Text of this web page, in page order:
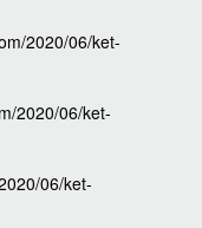
2020/06/ket-
2020/06/ket-
06/ket-